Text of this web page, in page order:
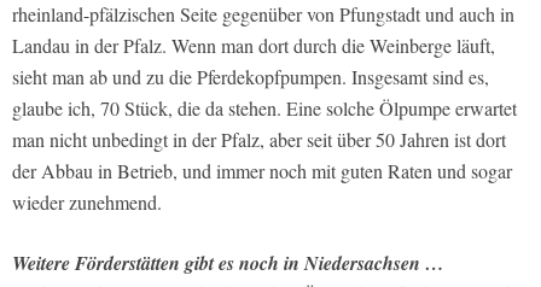
rheinland-pfälzischen Seite gegenüber von Pfungstadt und auch in
Landau in der Pfalz. Wenn man dort durch die Weinberge läuft,
sieht man ab und zu die Pferdekopfpumpen. Insgesamt sind es,
glaube ich, 70 Stück, die da stehen. Eine solche Ölpumpe erwartet
man nicht unbedingt in der Pfalz, aber seit über 50 Jahren ist dort
der Abbau in Betrieb, und immer noch mit guten Raten und sogar
wieder zunehmend.
Weitere Förderstätten gibt es noch in Niedersachsen …